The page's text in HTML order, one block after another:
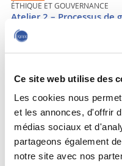
Ce site web utilise des
Les cookies nous
et les annonces, d'offrir
médias sociaux et
partageons également
notre site avec nos
ÉTHIQUE ET GOUVERNANCE
Atelier 2 – Processus de
éthiques
Atelier sur ZOOM
31
MARS
GOUVERNANCE DES PME (LES
Atelier 1 – Culture
administrateurs
Atelier sur ZOOM| 2025|8 h